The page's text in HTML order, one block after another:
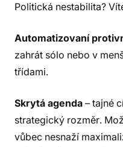
Politická nestabilita?
Automatizovaní
zahrát sólo nebo v
třídami.
Skrytá agenda – tajné
strategický rozměr.
vůbec nesnaží